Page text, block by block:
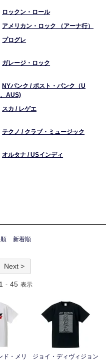
ロックン・ロール
アメリカン・ロック （アーナ行）
プログレ
ガレージ・ロック
NYパンク / ポスト・パンク（U
AUS)
スカ / レゲエ
テクノ / クラブ・ミュージック
オルタナ / USインディ
新着順
Next >
1 - 45 表示
ド・メリ
ジョイ・ディヴィジョン